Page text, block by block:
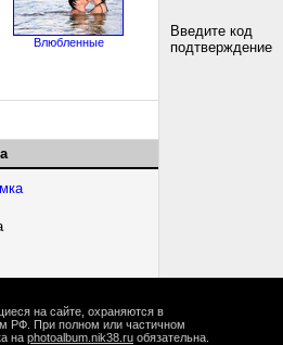
Влюбленные
Введите код
подтверждение
на сайте, охраняются в
РФ. При полном или частичном
на photoalbum.nik38.ru обязательна.